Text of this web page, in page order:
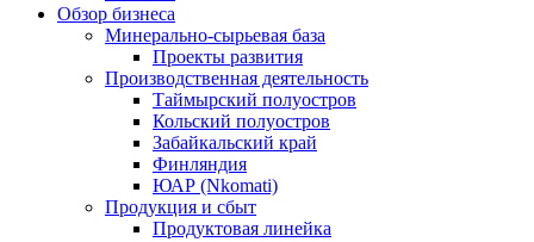
Обзор бизнеса
Минерально-сырьевая база
Проекты развития
Производственная деятельность
Таймырский полуостров
Кольский полуостров
Забайкальский край
Финляндия
ЮАР (Nkomati)
Продукция и сбыт
Продуктовая линейка